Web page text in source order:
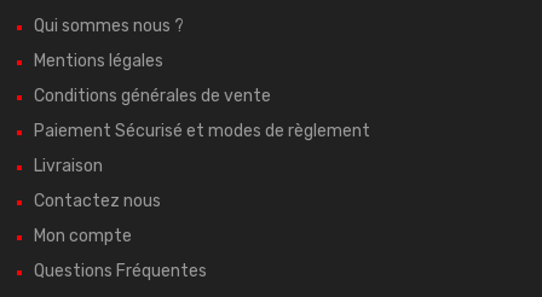
Qui sommes nous ?
Mentions légales
Conditions générales de vente
Paiement Sécurisé et modes de règlement
Livraison
Contactez nous
Mon compte
Questions Fréquentes